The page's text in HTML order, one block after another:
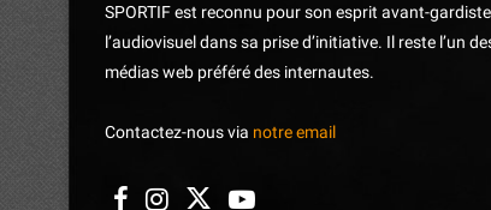
SPORTIF est reconnu pour son esprit avant-
l’audiovisuel dans sa prise d’initiative. Il reste l’un
médias web préféré des internautes.
Contactez-nous via notre email